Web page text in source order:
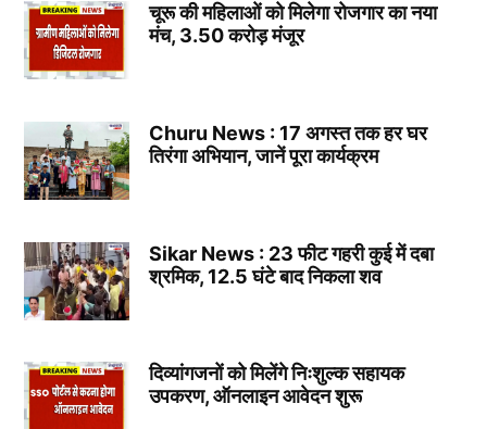
चूरू की महिलाओं को मिलेगा रोजगार का नया
मंच, 3.50 करोड़ मंजूर
Churu News : 17 अगस्त तक हर घर
तिरंगा अभियान, जानें पूरा कार्यक्रम
Sikar News : 23 फीट गहरी कुई में दबा
श्रमिक, 12.5 घंटे बाद निकला शव
दिव्यांगजनों को मिलेंगे निःशुल्क सहायक
उपकरण, ऑनलाइन आवेदन शुरू